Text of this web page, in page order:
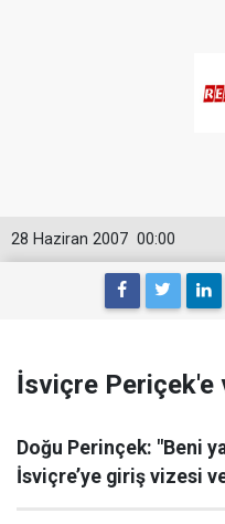
00:00
28 Haziran 2007
İsviçre Periçek'e
Doğu Perinçek: "Beni
İsviçre’ye giriş vizesi